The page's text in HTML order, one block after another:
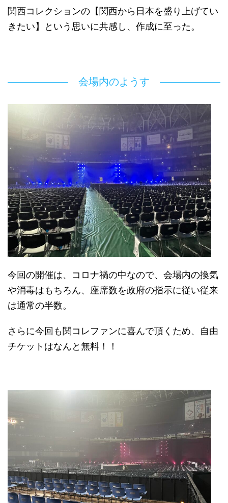
関西コレクションの【関西から日本を盛り上げてい
きたい】という思いに共感し、作成に至った。
会場内のようす
今回の開催は、コロナ禍の中なので、会場内の換気
や消毒はもちろん、座席数を政府の指示に従い従来
は通常の半数。
さらに今回も関コレファンに喜んで頂くため、自由
チケットはなんと無料！！